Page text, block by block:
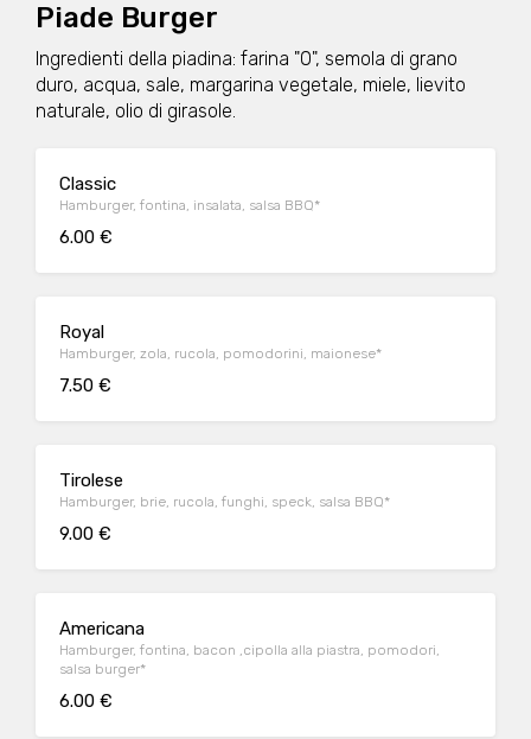
Piade Burger
Ingredienti della piadina: farina "0", semola di grano
duro, acqua, sale, margarina vegetale, miele, lievito
naturale, olio di girasole.
Classic
Hamburger, fontina, insalata, salsa BBQ*
6.00 €
Royal
Hamburger, zola, rucola, pomodorini, maionese*
7.50 €
Tirolese
Hamburger, brie, rucola, funghi, speck, salsa BBQ*
9.00 €
Americana
Hamburger, fontina, bacon ,cipolla alla piastra, pomodori,
salsa burger*
6.00 €